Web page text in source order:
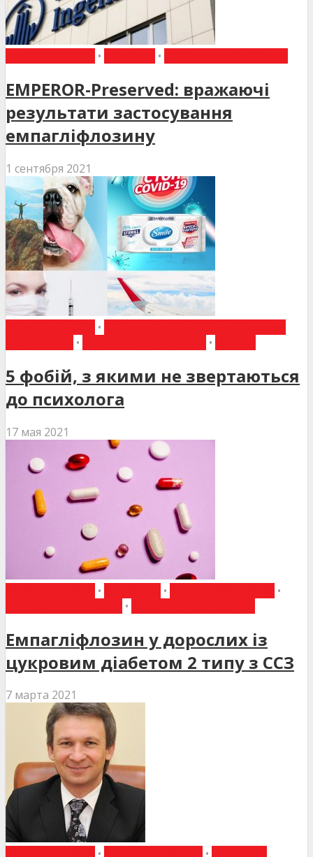
• •
EMPEROR-Preserved: вражаючі
результати застосування
емпагліфлозину
1 сентября 2021
•
• •
5 фобій, з якими не звертаються
до психолога
17 мая 2021
• •
•
•
Емпагліфлозин у дорослих із
цукровим діабетом 2 типу з ССЗ
7 марта 2021
• •